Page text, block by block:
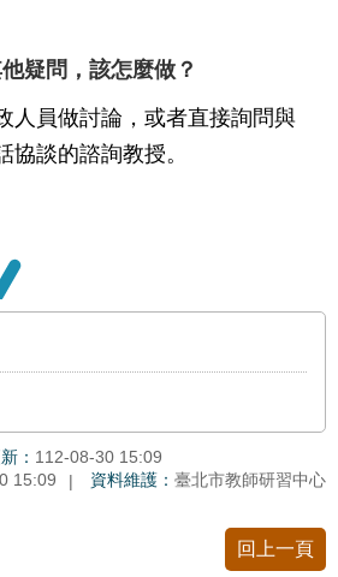
疑問，該怎麼做？
人員做討論，或者直接詢問與
協談的諮詢教授。
： 112-08-30 15:09
15:09 資料維護： 臺北市教師研習中心
回上一頁